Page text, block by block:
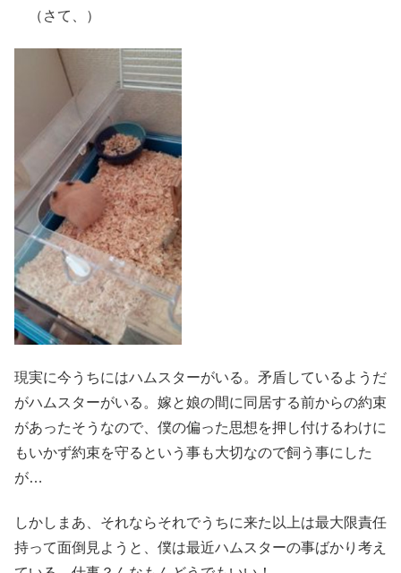
（さて、）
現実に今うちにはハムスターがいる。矛盾しているようだ
がハムスターがいる。嫁と娘の間に同居する前からの約束
があったそうなので、僕の偏った思想を押し付けるわけに
もいかず約束を守るという事も大切なので飼う事にした
が…
しかしまあ、それならそれでうちに来た以上は最大限責任
持って面倒見ようと、僕は最近ハムスターの事ばかり考え